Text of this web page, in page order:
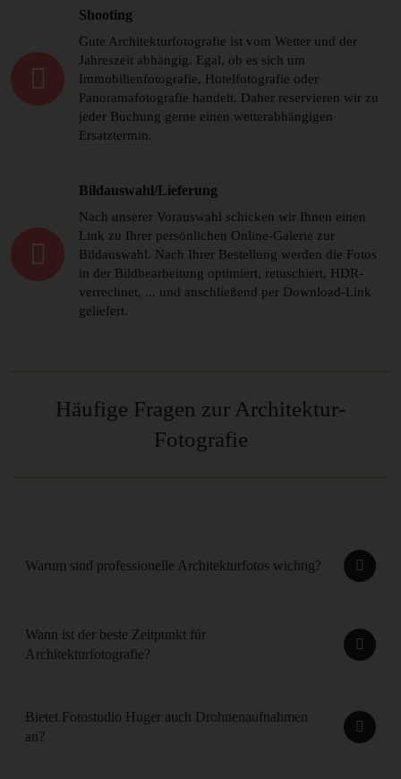
Shooting
Gute Architekturfotografie ist vom Wetter und der
Jahreszeit abhängig. Egal, ob es sich um
Immobilienfotografie, Hotelfotografie oder
Panoramafotografie handelt. Daher reservieren wir zu
jeder Buchung gerne einen wetterabhängigen
Ersatztermin.
Bildauswahl/Lieferung
Nach unserer Vorauswahl schicken wir Ihnen einen
Link zu Ihrer persönlichen Online-Galerie zur
Bildauswahl. Nach Ihrer Bestellung werden die Fotos
in der Bildbearbeitung optimiert, retuschiert, HDR-
verrechnet, ... und anschließend per Download-Link
geliefert.
Häufige Fragen zur Architektur-
Fotografie
Warum sind professionelle Architekturfotos wichtig?
Wann ist der beste Zeitpunkt für
Architekturfotografie?
Bietet Fotostudio Huger auch Drohnenaufnahmen
an?